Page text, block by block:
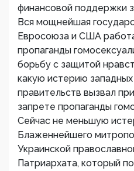
финансовой поддержки
Вся мощнейшая
Евросоюза и США
пропаганды
борьбу с защитой
какую истерию
правительств вызвал
запрете пропаганды
Сейчас не меньшую
Блаженнейшего
Украинской
Патриархата, который